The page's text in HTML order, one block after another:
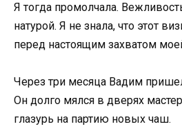
Я тогда промолчала.
натурой. Я не знала, что этот
перед настоящим захватом
Через три месяца Вадим
Он долго мялся в дверях
глазурь на партию новых чаш.